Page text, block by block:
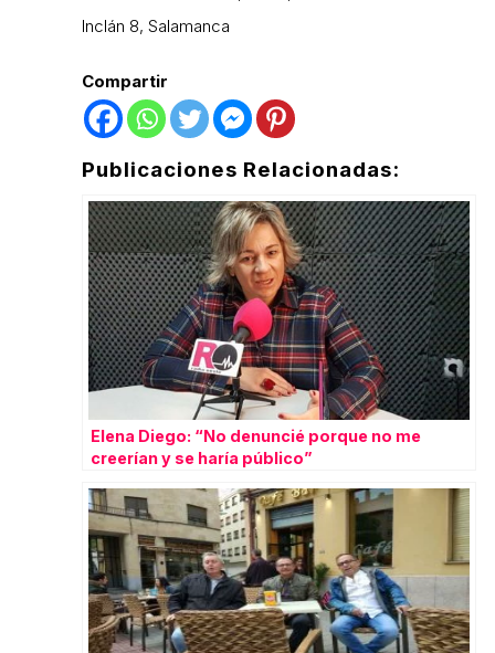
Inclán 8, Salamanca
Compartir
Publicaciones Relacionadas:
Elena Diego: “No denuncié porque no me
creerían y se haría público”